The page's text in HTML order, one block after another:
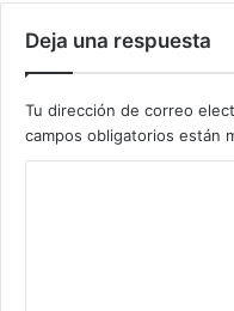
Deja una respuesta
Tu dirección de correo
campos obligatorios están